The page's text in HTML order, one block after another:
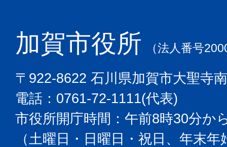
加賀市役所 （法人番号
〒922-8622 石川県加賀市大聖寺
電話：0761-72-1111(代表)
市役所開庁時間：午前8時30分か
（土曜日・日曜日・祝日、年末